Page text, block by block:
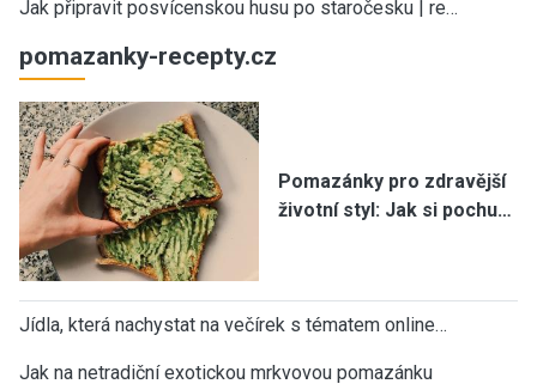
Jak připravit posvícenskou husu po staročesku | re…
pomazanky-recepty.cz
Pomazánky pro zdravější
životní styl: Jak si pochu…
Jídla, která nachystat na večírek s tématem online…
Jak na netradiční exotickou mrkvovou pomazánku